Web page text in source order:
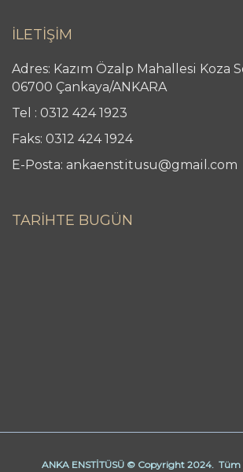
İLETİŞİM
Adres: Kazım Özalp Mahallesi Koza
06700 Çankaya/ANKARA
Tel : 0312 424 1923
Faks: 0312 424 1924
E-Posta: ankaenstitusu@gmail.com
TARİHTE BUGÜN
ANKA ENSTİTÜSÜ © Copyright 2024. Tüm